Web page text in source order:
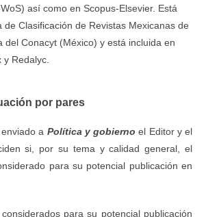
así como en Scopus-Elsevier. Está
de Clasificación de Revistas Mexicanas de
del Conacyt (México) y está incluida en
Redalyc.
por pares
a Política y gobierno el Editor y el
si, por su tema y calidad general, el
para su potencial publicación en
para su potencial publicación